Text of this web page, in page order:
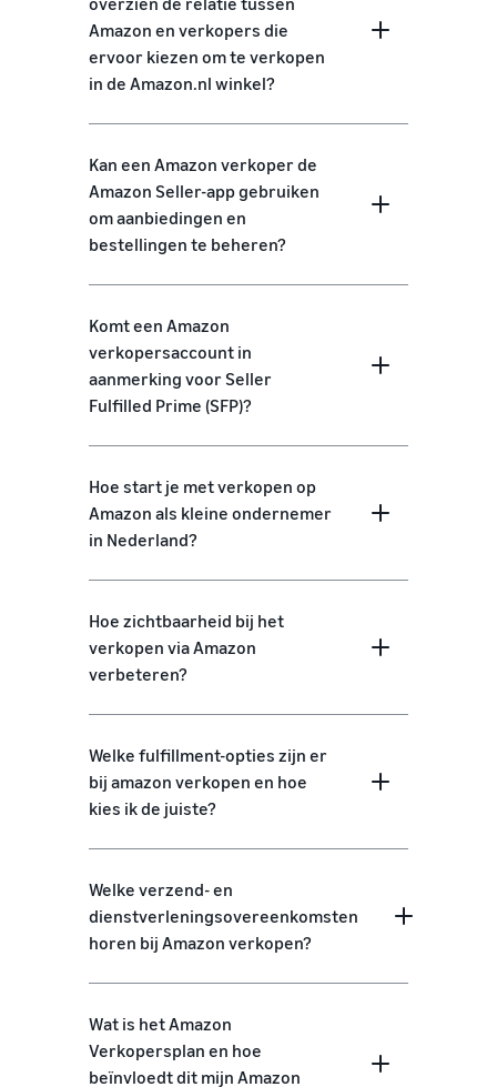
Amazon en verkopers die
ervoor kiezen om te verkopen
in de Amazon.nl winkel?
Kan een Amazon verkoper de
Amazon Seller-app gebruiken
om aanbiedingen en
bestellingen te beheren?
Komt een Amazon
verkopersaccount in
aanmerking voor Seller
Fulfilled Prime (SFP)?
Hoe start je met verkopen op
Amazon als kleine ondernemer
in Nederland?
Hoe zichtbaarheid bij het
verkopen via Amazon
verbeteren?
Welke fulfillment-opties zijn er
bij amazon verkopen en hoe
kies ik de juiste?
Welke verzend- en
dienstverleningsovereenkomsten
horen bij Amazon verkopen?
Wat is het Amazon
Verkopersplan en hoe
beïnvloedt dit mijn Amazon